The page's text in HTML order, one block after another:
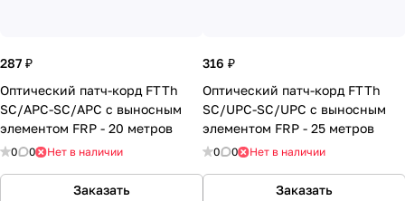
287 ₽
Оптический патч-корд FTTh
SC/APC-SC/APC с выносным
элементом FRP - 20 метров
0 0 Нет в наличии
Заказать
316 ₽
Оптический патч-корд FTTh
SC/UPC-SC/UPC с выносным
элементом FRP - 25 метров
0 0 Нет в наличии
Заказать